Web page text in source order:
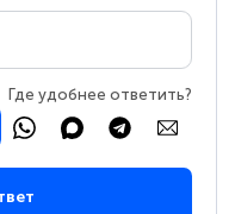
Где удобнее ответить?